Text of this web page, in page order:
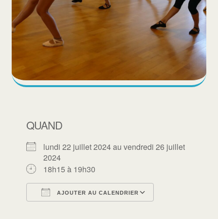
QUAND
lundi 22 juillet 2024 au vendredi 26 juillet
2024
18h15 à 19h30
AJOUTER AU CALENDRIER